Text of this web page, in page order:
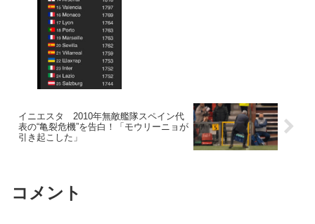
イニエスタ 2010年無敵艦隊スペイン代
表の“亀裂危機”を告白！「モウリーニョが
引き起こした」
コメント